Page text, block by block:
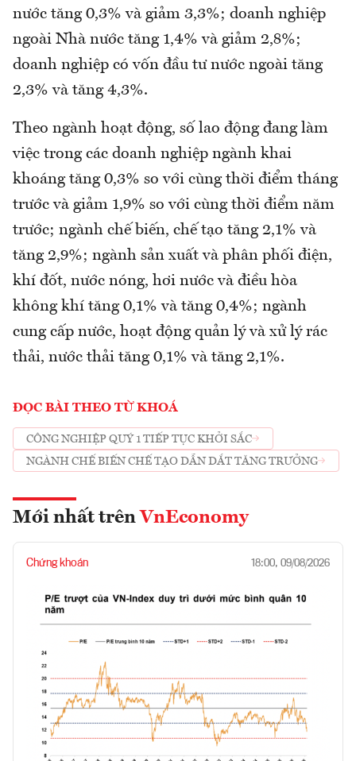
nước tăng 0,3% và giảm 3,3%; doanh nghiệp
ngoài Nhà nước tăng 1,4% và giảm 2,8%;
doanh nghiệp có vốn đầu tư nước ngoài tăng
2,3% và tăng 4,3%.
Theo ngành hoạt động, số lao động đang làm
việc trong các doanh nghiệp ngành khai
khoáng tăng 0,3% so với cùng thời điểm tháng
trước và giảm 1,9% so với cùng thời điểm năm
trước; ngành chế biến, chế tạo tăng 2,1% và
tăng 2,9%; ngành sản xuất và phân phối điện,
khí đốt, nước nóng, hơi nước và điều hòa
không khí tăng 0,1% và tăng 0,4%; ngành
cung cấp nước, hoạt động quản lý và xử lý rác
thải, nước thải tăng 0,1% và tăng 2,1%.
ĐỌC BÀI THEO TỪ KHOÁ
CÔNG NGHIỆP QUÝ 1 TIẾP TỤC KHỞI SẮC
NGÀNH CHẾ BIẾN CHẾ TẠO DẪN DẮT TĂNG TRƯỞNG
Mới nhất trên VnEconomy
Chứng khoán 18:00, 09/08/2026